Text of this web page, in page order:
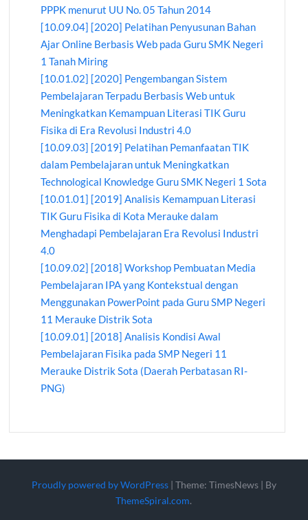
PPPK menurut UU No. 05 Tahun 2014
[10.09.04] [2020] Pelatihan Penyusunan Bahan
Ajar Online Berbasis Web pada Guru SMK Negeri
1 Tanah Miring
[10.01.02] [2020] Pengembangan Sistem
Pembelajaran Terpadu Berbasis Web untuk
Meningkatkan Kemampuan Literasi TIK Guru
Fisika di Era Revolusi Industri 4.0
[10.09.03] [2019] Pelatihan Pemanfaatan TIK
dalam Pembelajaran untuk Meningkatkan
Technological Knowledge Guru SMK Negeri 1 Sota
[10.01.01] [2019] Analisis Kemampuan Literasi
TIK Guru Fisika di Kota Merauke dalam
Menghadapi Pembelajaran Era Revolusi Industri
4.0
[10.09.02] [2018] Workshop Pembuatan Media
Pembelajaran IPA yang Kontekstual dengan
Menggunakan PowerPoint pada Guru SMP Negeri
11 Merauke Distrik Sota
[10.09.01] [2018] Analisis Kondisi Awal
Pembelajaran Fisika pada SMP Negeri 11
Merauke Distrik Sota (Daerah Perbatasan RI-
PNG)
Proudly powered by WordPress | Theme: TimesNews | By
ThemeSpiral.com.